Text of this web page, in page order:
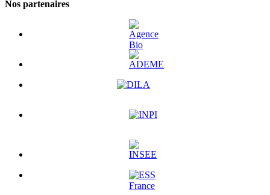
Nos partenaires